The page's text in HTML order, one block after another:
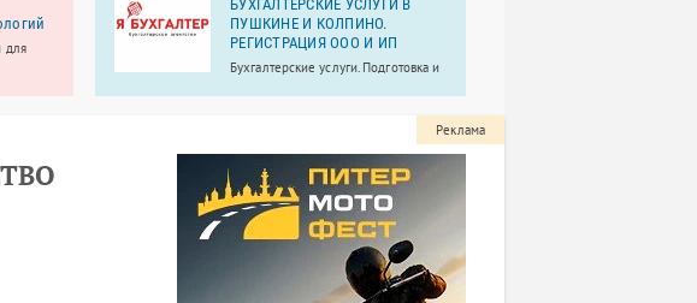
для
БУХГАЛТЕРСКИЕ УСЛУГИ В
ПУШКИНЕ И КОЛПИНО.
РЕГИСТРАЦИЯ ООО И ИП
Бухгалтерские услуги. Подготовка и
Реклама